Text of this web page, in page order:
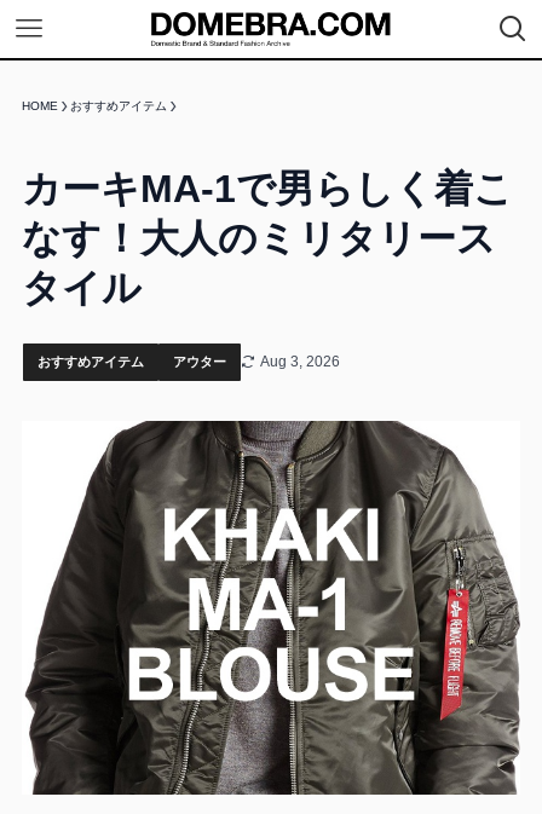
HOME おすすめアイテム
カーキMA-1で男らしく着こ
なす！大人のミリタリース
タイル
おすすめアイテム アウター Aug 3, 2026